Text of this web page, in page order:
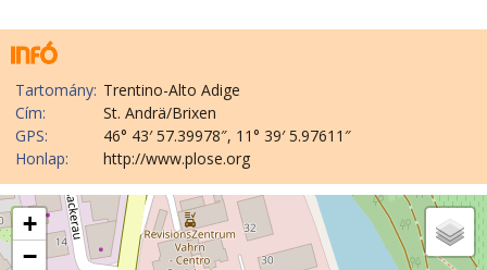
Tartomány: Trentino-Alto Adige
Cím:
St. Andrä/Brixen
GPS:
46° 43′ 57.39978″, 11° 39′ 5.97611″
Honlap:
http://www.plose.org
+
−